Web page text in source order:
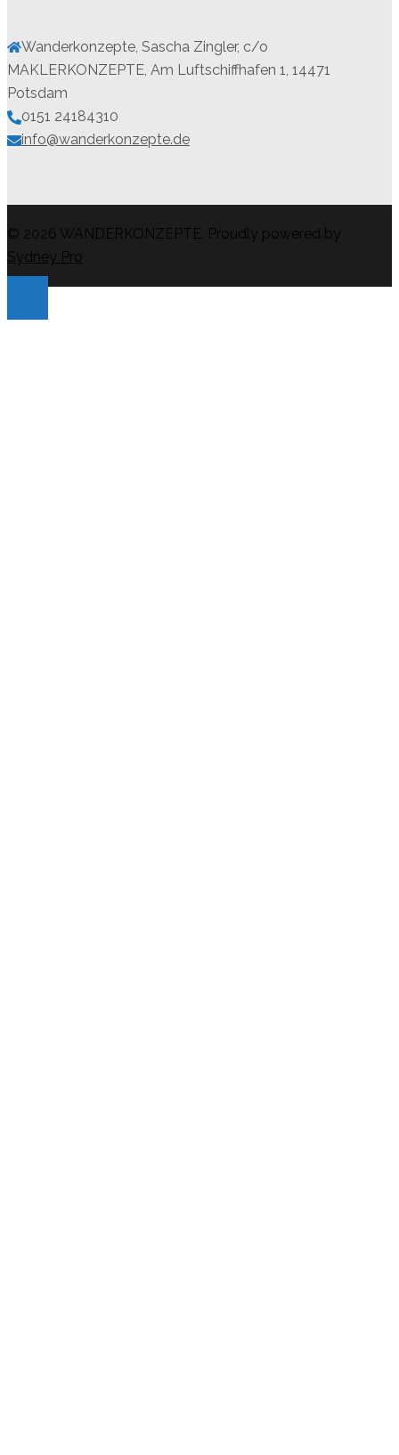
Wanderkonzepte, Sascha Zingler, c/o
MAKLERKONZEPTE, Am Luftschiffhafen 1, 14471
Potsdam
0151 24184310
info@wanderkonzepte.de
© 2026 WANDERKONZEPTE. Proudly powered by
Sydney Pro